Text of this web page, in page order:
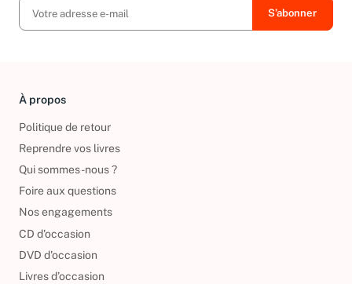
À propos
Politique de retour
Reprendre vos livres
Qui sommes-nous ?
Foire aux questions
Nos engagements
CD d'occasion
DVD d'occasion
Livres d’occasion